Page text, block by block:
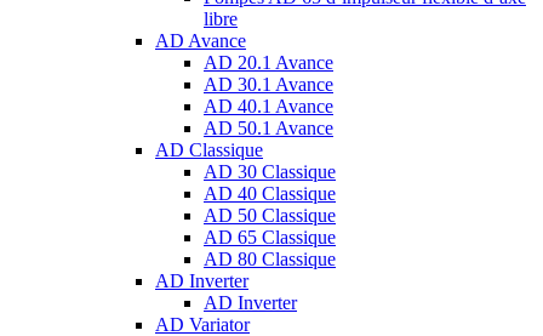
libre
AD Avance
AD 20.1 Avance
AD 30.1 Avance
AD 40.1 Avance
AD 50.1 Avance
AD Classique
AD 30 Classique
AD 40 Classique
AD 50 Classique
AD 65 Classique
AD 80 Classique
AD Inverter
AD Inverter
AD Variator